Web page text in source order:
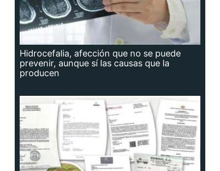
Hidrocefalia, afección que no se puede
prevenir, aunque sí las causas que la
producen